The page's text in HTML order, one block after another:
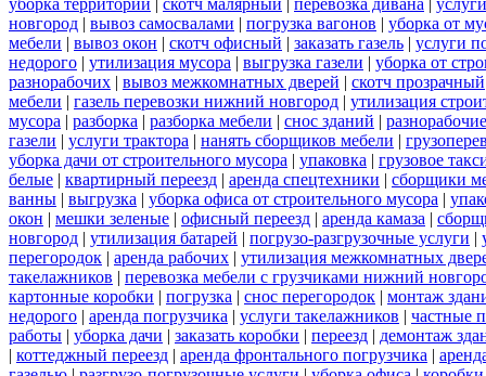
новгород | вывоз самосвалами | погрузка вагонов | уборка от
мебели | вывоз окон | скотч офисный | заказать газель | услуги
недорого | утилизация мусора | выгрузка газели | уборка от
разнорабочих | вывоз межкомнатных дверей | скотч прозрачный
мебели | газель перевозки нижний новгород | утилизация
мусора | разборка | разборка мебели | снос зданий |
газели | услуги трактора | нанять сборщиков мебели |
уборка дачи от строительного мусора | упаковка | грузовое
белые | квартирный переезд | аренда спецтехники | сборщики
ванны | выгрузка | уборка офиса от строительного мусора |
окон | мешки зеленые | офисный переезд | аренда камаза |
новгород | утилизация батарей | погрузо-разгрузочные услуги |
перегородок | аренда рабочих | утилизация межкомнатных
такелажников | перевозка мебели с грузчиками нижний
картонные коробки | погрузка | снос перегородок | монтаж
недорого | аренда погрузчика | услуги такелажников | частные
работы | уборка дачи | заказать коробки | переезд | демонтаж
| коттеджный переезд | аренда фронтального погрузчика |